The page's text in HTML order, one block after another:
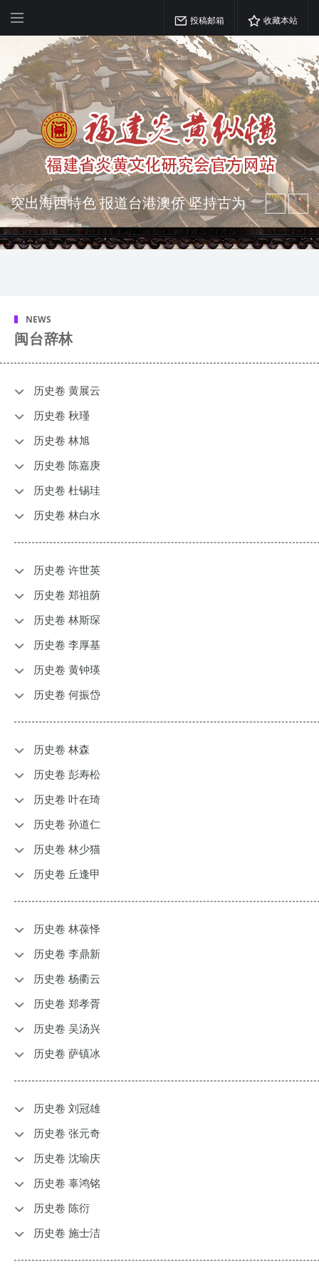
投稿邮箱 收藏本站
突出海西特色 报道台港澳侨 坚持古为
今用 力求雅俗共赏
弘扬优秀文化 振奋民族精神 介绍民族
瑰宝 宣传中华精英
NEWS
闽台辞林
历史卷 黄展云
历史卷 秋瑾
历史卷 林旭
历史卷 陈嘉庚
历史卷 杜锡珪
历史卷 林白水
历史卷 许世英
历史卷 郑祖荫
历史卷 林斯琛
历史卷 李厚基
历史卷 黄钟瑛
历史卷 何振岱
历史卷 林森
历史卷 彭寿松
历史卷 叶在琦
历史卷 孙道仁
历史卷 林少猫
历史卷 丘逢甲
历史卷 林葆怿
历史卷 李鼎新
历史卷 杨衢云
历史卷 郑孝胥
历史卷 吴汤兴
历史卷 萨镇冰
历史卷 刘冠雄
历史卷 张元奇
历史卷 沈瑜庆
历史卷 辜鸿铭
历史卷 陈衍
历史卷 施士洁